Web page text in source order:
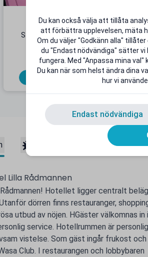
Rapportera ett problem
Lilla Rådmannen
Hotellet ligger centralt
dörren finns restauranger,
utbud av nöjen. HGäster välkomnas in
service. Hotellrummen är
vistelse. Som gäst ingår frukost
Club. I restaurangen och lobbybaren
Studentabonnemang från 9
kr/mån i 5 månader
+ 20 GB extra Surf
Du kan också välja att tillåta
att förbättra upplevelsen, mäta
Om du väljer "Godkänn alla"
du "Endast nödvändiga" sätter
fungera. Med "Anpassa mina val"
Du kan när som helst ändra dina
hur vi
Endast nödvändiga